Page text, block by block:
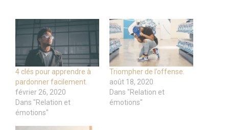
4 clés pour apprendre à
pardonner facilement.
février 26, 2020
Dans "Relation et
émotions"
Triompher de l’offense.
août 18, 2020
Dans "Relation et
émotions"